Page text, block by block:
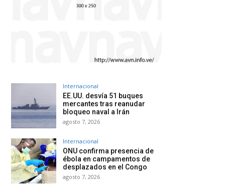
Internacional
EE.UU. desvía 51 buques
mercantes tras reanudar
bloqueo naval a Irán
agosto 7, 2026
Internacional
ONU confirma presencia de
ébola en campamentos de
desplazados en el Congo
agosto 7, 2026